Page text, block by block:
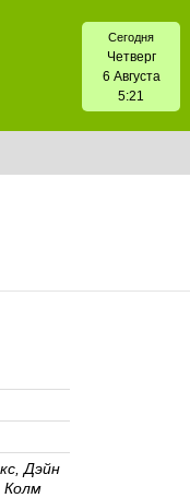
Сегодня
Четверг
6 Августа
5:21
Дэйн
Колм